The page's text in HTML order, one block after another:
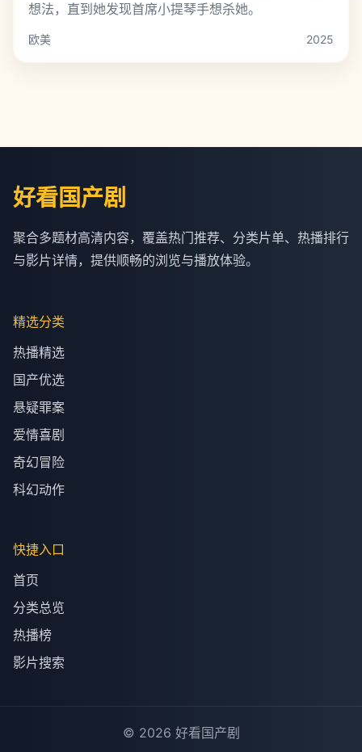
想法，直到她发现首席小提琴手想杀她。
欧美 2025
好看国产剧
聚合多题材高清内容，覆盖热门推荐、分类片单、热播排行
与影片详情，提供顺畅的浏览与播放体验。
精选分类
热播精选
国产优选
悬疑罪案
爱情喜剧
奇幻冒险
科幻动作
快捷入口
首页
分类总览
热播榜
影片搜索
© 2026 好看国产剧